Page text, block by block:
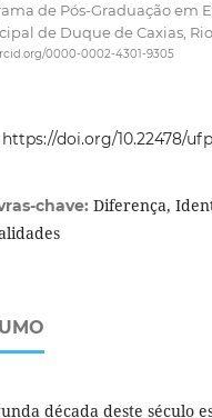
de Pós-Graduação em
de Duque de Caxias,
0000-0002-4301-9305
https://doi.org/10.22478/
chave: Diferença,
década deste século